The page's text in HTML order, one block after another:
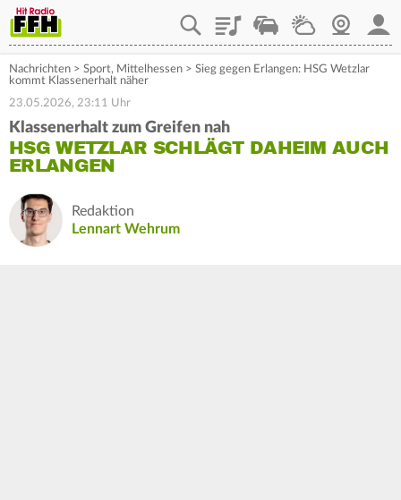
PlaylistStaupilotWetterWebcam
Nachrichten > Sport, Mittelhessen > Sieg gegen Erlangen: HSG Wetzlar
kommt Klassenerhalt näher
23.05.2026, 23:11 Uhr
Klassenerhalt zum Greifen nah
HSG WETZLAR SCHLÄGT DAHEIM AUCH
ERLANGEN
Redaktion
Lennart Wehrum